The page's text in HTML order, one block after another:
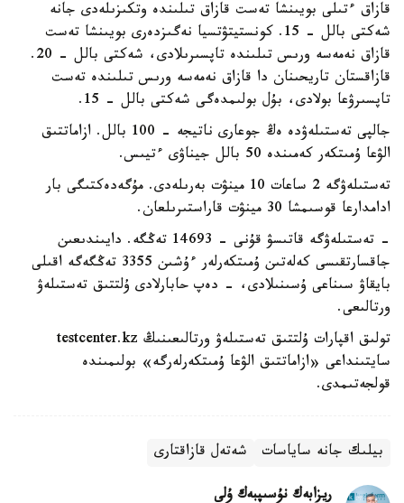
قازاق ءتىلى بويىنشا تەست قازاق تىلىندە وتكىزىلەدى جانە
شەكتى بالل - 15. كونستيتۋتسيا نەگىزدەرى بويىنشا تەست
قازاق نەمەسە ورىس تىلىندە تاپسىرىلادى، شەكتى بالل - 20.
قازاقستان تاريحىنان دا قازاق نەمەسە ورىس تىلىندە تەست
تاپسىرۋعا بولادى، بۇل بولىمدەگى شەكتى بالل - 15.
جالپى تەستىلەۋدە ەڭ جوعارى ناتيجە - 100 بالل. ازاماتتىق
الۋعا ۇمىتكەر كەمىندە 50 بالل جيناۋى ءتيىس.
تەستىلەۋگە 2 ساعات 10 مينۋت بەرىلەدى. مۇگەدەكتىگى بار
ادامدارعا قوسىمشا 30 مينۋت قاراستىرىلعان.
- تەستىلەۋگە قاتىسۋ قۇنى - 14693 تەڭگە. دايىندىعىن
جاقسارتقىسى كەلەتىن ۇمىتكەرلەر ءۇشىن 3355 تەڭگەگە اقىلى
بايقاۋ سىناعى ۇسىنىلادى، - دەپ حابارلادى ۇلتتىق تەستىلەۋ
ورتالىعى.
تولىق اقپارات ۇلتتىق تەستىلەۋ ورتالىعىنىڭ testcenter.kz
سايتىنداعى «ازاماتتىق الۋعا ۇمىتكەرلەرگە» بولىمىندە
قولجەتىمدى.
بيلىك جانە ساياسات شەتەل قازاقتارى
ريزابەك نۇسىپبەك ۇلى